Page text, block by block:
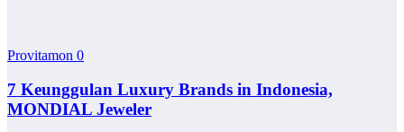
Provitamon 0
7 Keunggulan Luxury Brands in Indonesia,
MONDIAL Jeweler